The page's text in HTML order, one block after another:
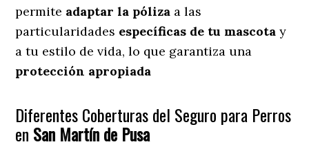
permite adaptar la póliza a las
particularidades específicas de tu mascota y
a tu estilo de vida, lo que garantiza una
protección apropiada
Diferentes Coberturas del Seguro para Perros
en San Martín de Pusa